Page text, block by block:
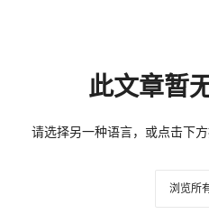
此文章暂
请选择另一种语言，或点击下
浏览所